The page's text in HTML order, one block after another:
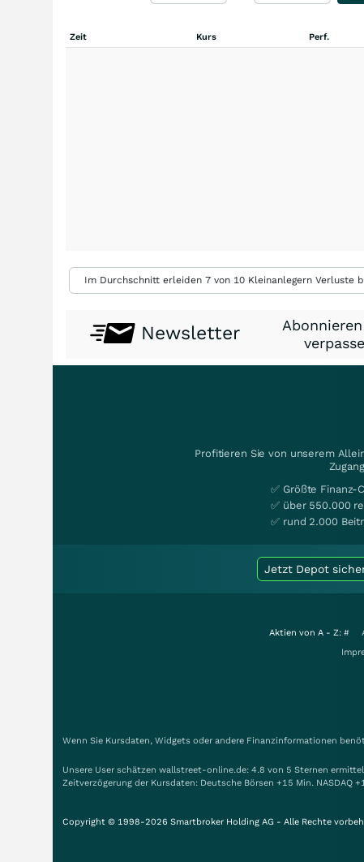
Zeit Kurs Perf.
Im Durchschnitt erleiden 7 von 10 Kleinanlegern
Newsletter
Profitieren Sie von unserem
✅ Größte Finanz-
✅ über 550.000
✅ rund 2.000
Jetzt Depot
Aktien von A - Z: #
Wenn Sie Kursdaten, Widgets oder andere Finanzinformationen
Unsere User schätzen wallstreet-online.de: 4.8 von 5 Sternen
Zeitverzögerung der Kursdaten: Deutsche Börsen +15 Min. NASDAQ
Copyright © 1998-2026 Smartbroker Holding AG - Alle Rechte